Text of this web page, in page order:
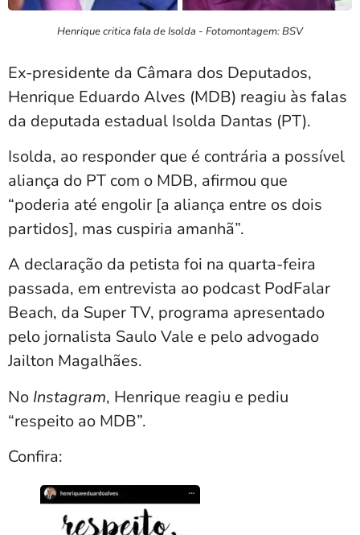
Henrique critica fala de Isolda - Fotomontagem: BSV
Ex-presidente da Câmara dos Deputados,
Henrique Eduardo Alves (MDB) reagiu às falas
da deputada estadual Isolda Dantas (PT).
Isolda, ao responder que é contrária a possível
aliança do PT com o MDB, afirmou que
“poderia até engolir [a aliança entre os dois
partidos], mas cuspiria amanhã”.
A declaração da petista foi na quarta-feira
passada, em entrevista ao podcast PodFalar
Beach, da Super TV, programa apresentado
pelo jornalista Saulo Vale e pelo advogado
Jailton Magalhães.
No Instagram, Henrique reagiu e pediu
“respeito ao MDB”.
Confira: